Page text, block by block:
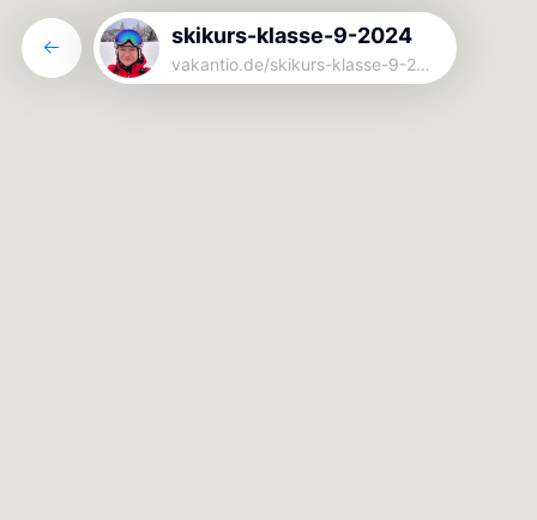
skikurs-klasse-9-2024
vakantio.de/skikurs-klasse-9-2024